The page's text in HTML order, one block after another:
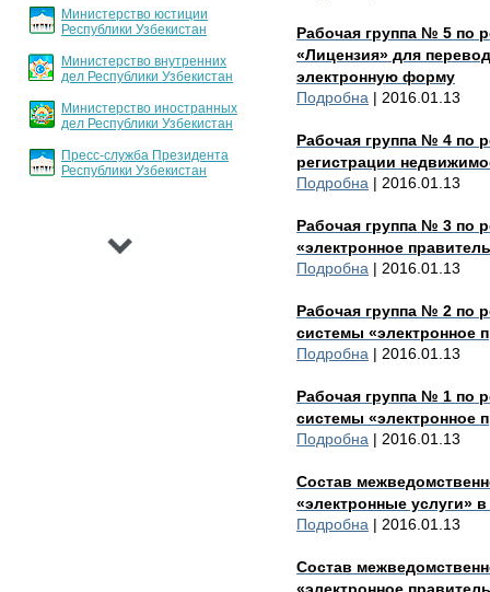
государственных услуг
График заслушивания
Министерство юстиции
Республики Узбекистан
Министерство внутренних
дел Республики Узбекистан
Министерство иностранных
дел Республики Узбекистан
Пресс-служба Президента
Республики Узбекистан
›
Рабочая группа № 5 по
«Лицензия» для
электронную форму
Подробна | 2016.01.13
Рабочая группа № 4 по
регистрации
Подробна | 2016.01.13
Рабочая группа № 3 по
«электронное
Подробна | 2016.01.13
Рабочая группа № 2 по
системы «электронное
Подробна | 2016.01.13
Рабочая группа № 1 по
системы «электронное
Подробна | 2016.01.13
Состав
«электронные услуги»
Подробна | 2016.01.13
Состав